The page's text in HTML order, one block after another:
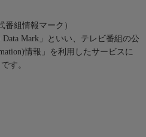
番組情報マーク）
Mark」といい、テレビ番組の公
情報」を利用したサービスに
す。